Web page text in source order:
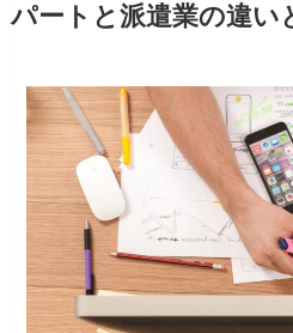
パートと派遣業の違い